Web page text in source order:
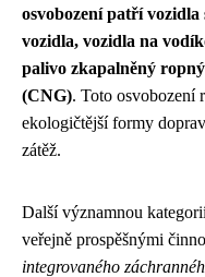
osvobození patří
vozidla, vozidla na
palivo zkapalněný
(CNG). Toto osvobození
ekologičtější formy
zátěž.
Další významnou
veřejně prospěšnými
integrovaného